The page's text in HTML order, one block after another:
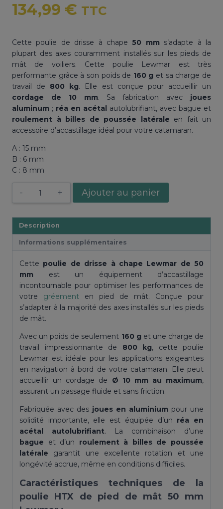
134,99 € TTC
Cette poulie de drisse à chape50 mm s’adapte à la
plupart des axes couramment installés sur les pieds de
mât de voiliers. Cette poulie Lewmar est très
performante grâce à son poids de 160 g et sa charge de
travail de 800 kg. Elle est conçue pour accueillir un
cordage de 10 mm. Sa fabrication avec joues
aluminum ; réa en acétal autolubrifiant, avec bague et
roulement à billes de poussée latérale en fait un
accessoire d’accastillage idéal pour votre catamaran.
A : 15 mm
B : 6 mm
C : 8 mm
quantité
HTX
de
pied
de
mât
50
mm
Lewmar
Ajouter au panier
Description
Informations supplémentaires
Cette poulie de drisse à chape Lewmar de 50
mm est un équipement d’accastillage
incontournable pour optimiser les performances de
votre gréement en pied de mât. Conçue pour
s’adapter à la majorité des axes installés sur les pieds
de mât.
Avec un poids de seulement 160 g et une charge de
travail impressionnante de 800 kg, cette poulie
Lewmar est idéale pour les applications exigeantes
en navigation à bord de votre catamaran. Elle peut
accueillir un cordage de Ø 10 mm au maximum,
assurant un passage fluide et sans friction.
Fabriquée avec des joues en aluminium pour une
solidité importante, elle est équipée d’un réa en
acétal autolubrifiant. La combinaison d’une
bague et d’un roulement à billes de poussée
latérale garantit une excellente rotation et une
longévité accrue, même en conditions difficiles.
Caractéristiques techniques de la
poulie HTX de pied de mât 50 mm